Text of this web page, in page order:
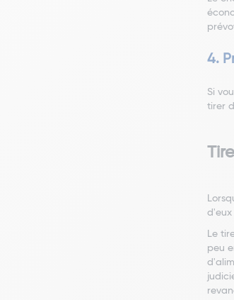
4.
Si
tirer
d'eux
Le
peu